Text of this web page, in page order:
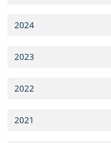
2024
2023
2022
2021